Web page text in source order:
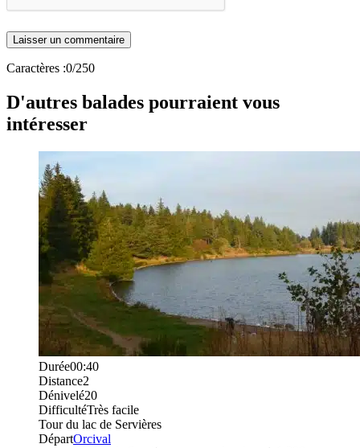
Caractères :0/250
D'autres balades pourraient vous
intéresser
Durée00:40
Distance2
Dénivelé20
DifficultéTrès facile
Tour du lac de Servières
DépartOrcival